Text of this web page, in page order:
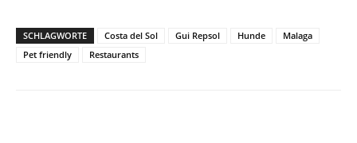
SCHLAGWORTE Costa del Sol Gui Repsol Hunde
Malaga
Pet friendly
Restaurants